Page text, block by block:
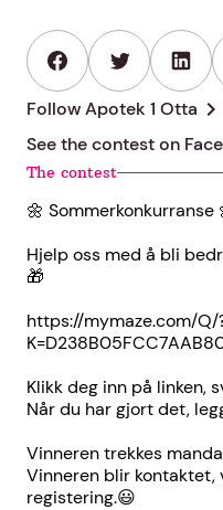
Follow Apotek 1 Otta chevron_right
See the contest on
The contest
🌼 Sommerkonkurranse
Hjelp oss med å bli
🎁
https://mymaze.com/Q/
Klikk deg inn på linken,
Når du har gjort det,
Vinneren trekkes
Vinneren blir kontaktet,
registering.😃